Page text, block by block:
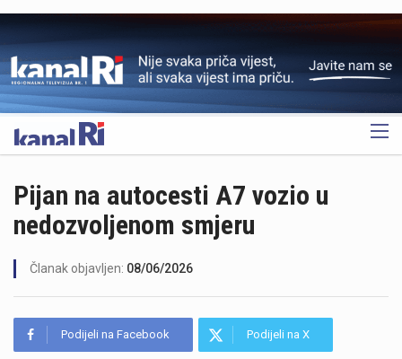
OGLAS
Pijan na autocesti A7 vozio u
nedozvoljenom smjeru
Članak objavljen: 08/06/2026
Podijeli na Facebook Podijeli na X